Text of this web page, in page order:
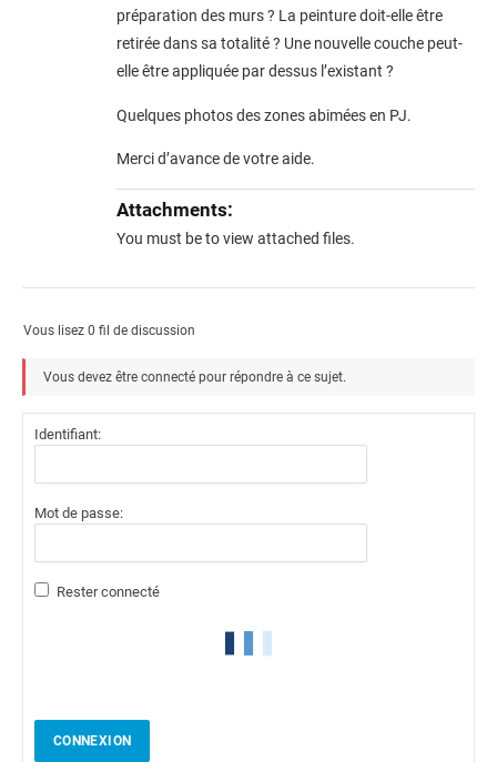
préparation des murs ? La peinture doit-elle être
retirée dans sa totalité ? Une nouvelle couche peut-
elle être appliquée par dessus l’existant ?
Quelques photos des zones abimées en PJ.
Merci d’avance de votre aide.
Attachments:
You must beto view attached files.
Vous lisez 0 fil de discussion
Vous devez être connecté pour répondre à ce sujet.
Identifiant:
Mot de passe:
Rester connecté
CONNEXION